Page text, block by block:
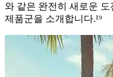
와 같은 완전히 새로운
제품군을 소개합니다.¹⁹